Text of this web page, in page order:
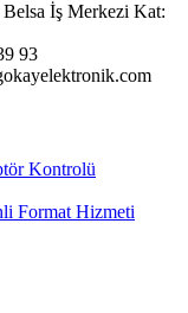
İş Merkezi Kat:
93
Kontrolü
Format Hizmeti